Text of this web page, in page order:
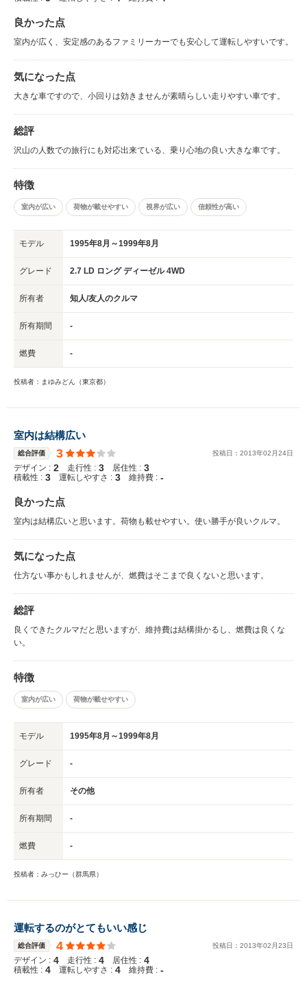
良かった点
室内が広く、安定感のあるファミリーカーでも安心して運転しやすいです。
気になった点
大きな車ですので、小回りは効きませんが素晴らしい走りやすい車です。
総評
沢山の人数での旅行にも対応出来ている、乗り心地の良い大きな車です。
特徴
室内が広い 荷物が載せやすい 視界が広い 信頼性が高い
モデル 1995年8月～1999年8月
グレード 2.7 LD ロング ディーゼル 4WD
所有者 知人/友人のクルマ
所有期間 -
燃費 -
投稿者：まゆみどん（東京都）
室内は結構広い
総合評価 3 投稿日： 2013年02 月24日
デザイン : 2 走行性 : 3 居住性 : 3
積載性 : 3 運転しやすさ : 3 維持費 : -
良かった点
室内は結構広いと思います。荷物も載せやすい。使い勝手が良いクルマ。
気になった点
仕方ない事かもしれませんが、燃費はそこまで良くないと思います。
総評
良くできたクルマだと思いますが、維持費は結構掛かるし、燃費は良くな
い。
特徴
室内が広い 荷物が載せやすい
モデル 1995年8月～1999年8月
グレード -
所有者 その他
所有期間 -
燃費 -
投稿者：みっひー（群馬県）
運転するのがとてもいい感じ
総合評価 4 投稿日： 2013年02 月23日
デザイン : 4 走行性 : 4 居住性 : 4
積載性 : 4 運転しやすさ : 4 維持費 : -